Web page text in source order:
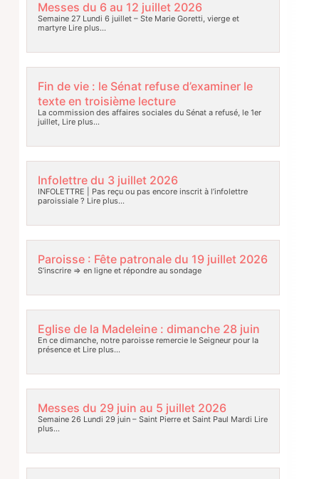
Messes du 6 au 12 juillet 2026
Semaine 27 Lundi 6 juillet – Ste Marie Goretti, vierge et
martyreLire plus…
Fin de vie : le Sénat refuse d’examiner le
texte en troisième lecture
La commission des affaires sociales du Sénat a refusé, le 1er
juillet, Lire plus…
Infolettre du 3 juillet 2026
INFOLETTRE | Pas reçu ou pas encore inscrit à l’infolettre
paroissiale ? Lire plus…
Paroisse : Fête patronale du 19 juillet 2026
S’inscrire => en ligne et répondre au sondage
Eglise de la Madeleine : dimanche 28 juin
En ce dimanche, notre paroisse remercie le Seigneur pour la
présence etLire plus…
Messes du 29 juin au 5 juillet 2026
Semaine 26 Lundi 29 juin – Saint Pierre et Saint Paul Mardi Lire
plus…